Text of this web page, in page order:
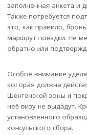
заполненная анкета и
Также потребуется
это, как правило,
маршрут поездки. Не
обратно или
Особое внимание
которая должна
Шенгенской зоны и
неё визу не выдадут.
установленного
консульского сбора.